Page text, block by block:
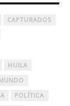
CAPTURADOS
HUILA
POLÍTICA